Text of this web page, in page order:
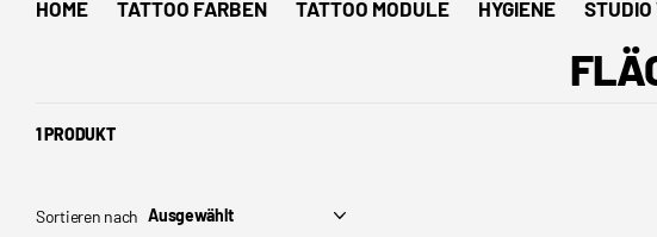
HOME TATTOO FARBEN TATTOO MODULE HYGIENE STUDIO
1 PRODUKT
Sortieren nach